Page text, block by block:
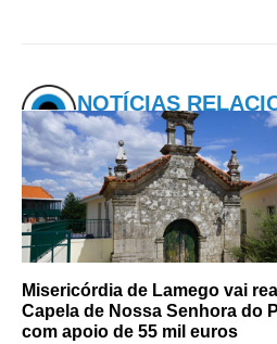
NOTÍCIAS
Misericórdia de Lamego vai
Capela de Nossa Senhora do
com apoio de 55 mil euros